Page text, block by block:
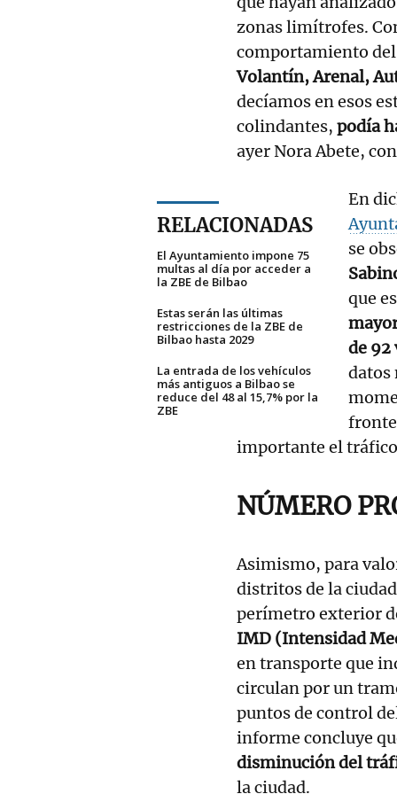
zonas limítrofes.
comportamiento
Volantín, Arenal,
decíamos en esos
colindantes, podía
ayer Nora Abete,
RELACIONADAS
El Ayuntamiento impone 75
multas al día por acceder a
la ZBE de Bilbao
Estas serán las últimas
restricciones de la ZBE de
Bilbao hasta 2029
La entrada de los vehículos
más antiguos a Bilbao se
reduce del 48 al 15,7% por la
ZBE
En
se
que
de 92
datos
importante el
NÚMERO
Asimismo, para
distritos de la
perímetro exterior
IMD (Intensidad
en transporte que
circulan por un
puntos de control
informe concluye
disminución del
la ciudad.